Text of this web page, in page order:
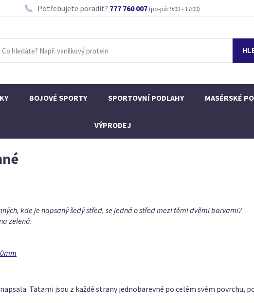
Potřebujete poradit? 777 760 007 (po-pá: 9:00 - 17:00)
BOJOVÉ SPORTY SPORTOVNÍ PODLAHY MASÉRSKÉ
VÝPRODEJ
kde je napsaný šedý střed, se jedná o střed mezi těmi dvěmi barvami?
zelená.
Tatami jsou z každé strany jednobarevné po celém svém povrchu,